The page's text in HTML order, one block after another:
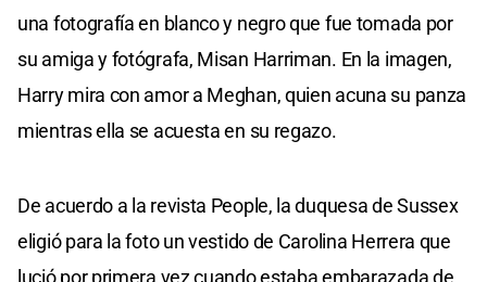
una fotografía en blanco y negro que fue tomada por
su amiga y fotógrafa, Misan Harriman. En la imagen,
Harry mira con amor a Meghan, quien acuna su panza
mientras ella se acuesta en su regazo.
De acuerdo a la revista People, la duquesa de Sussex
eligió para la foto un vestido de Carolina Herrera que
lució por primera vez cuando estaba embarazada de